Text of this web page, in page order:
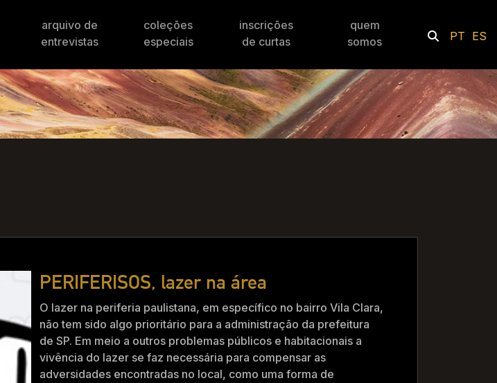
arquivo de
entrevistas
coleções
especiais
inscrições
de curtas
quem
somos
PT ES
PERIFERISOS, lazer na área
O lazer na periferia paulistana, em específico no bairro Vila Clara,
não tem sido algo prioritário para a administração da prefeitura
de SP. Em meio a outros problemas públicos e habitacionais a
vivência do lazer se faz necessária para compensar as
adversidades encontradas no local, como uma forma de